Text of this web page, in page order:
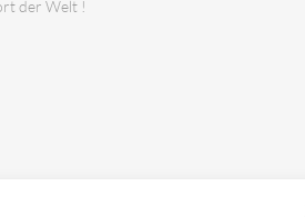
der Welt !